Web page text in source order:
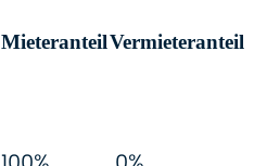
MieteranteilVermieteranteil